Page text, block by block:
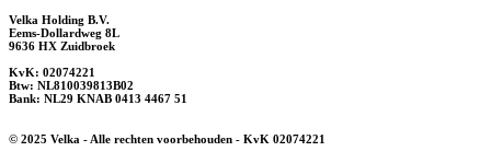
Velka Holding B.V.
Eems-Dollardweg 8L
9636 HX Zuidbroek
KvK: 02074221
Btw: NL810039813B02
Bank: NL29 KNAB 0413 4467 51
© 2025 Velka - Alle rechten voorbehouden - KvK 02074221